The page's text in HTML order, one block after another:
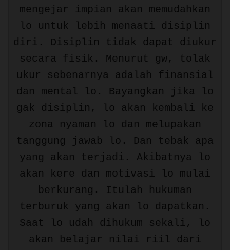
mengejar impian akan memudahkan
lo untuk lebih menaati disiplin
diri. Disiplin tidak dapat diukur
secara fisik. Menurut gw, tolak
ukur sebenarnya adalah finansial
dan mental lo. Bayangkan jika lo
gak disiplin, lo akan kembali ke
zona nyaman lo dan melupakan
tanggung jawab lo. Dan tebak apa
yang akan terjadi. Akibatnya lo
akan kere dan motivasi lo mulai
berkurang. Itulah hukuman
terburuk yang akan lo dapatkan.
Saat lo udah dihukum sekali, lo
akan belajar nilai riil dari